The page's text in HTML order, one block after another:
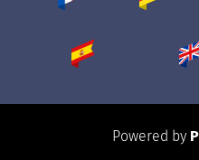
Powered by